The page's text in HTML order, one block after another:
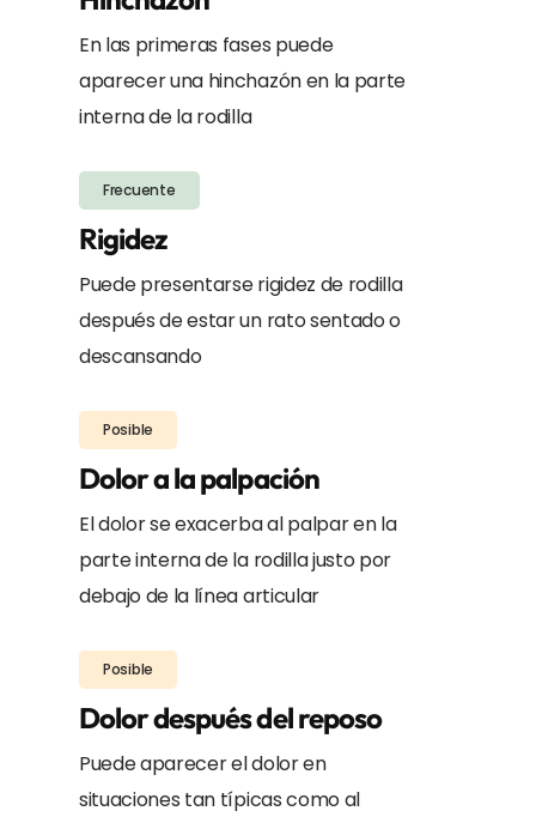
En las primeras fases puede
aparecer una hinchazón en la parte
interna de la rodilla
Frecuente
Rigidez
Puede presentarse rigidez de rodilla
después de estar un rato sentado o
descansando
Posible
Dolor a la palpación
El dolor se exacerba al palpar en la
parte interna de la rodilla justo por
debajo de la línea articular
Posible
Dolor después del reposo
Puede aparecer el dolor en
situaciones tan típicas como al